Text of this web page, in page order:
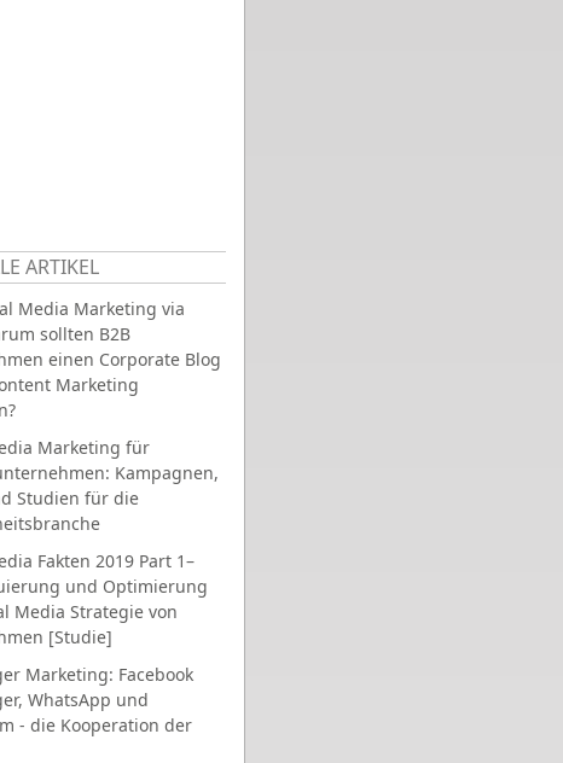
ARTIKEL
Media Marketing via
sollten B2B
einen Corporate Blog
Marketing
Marketing für
Kampagnen,
Studien für die
Fakten 2019 Part 1–
und Optimierung
Media Strategie von
[Studie]
Marketing: Facebook
WhatsApp und
- die Kooperation der